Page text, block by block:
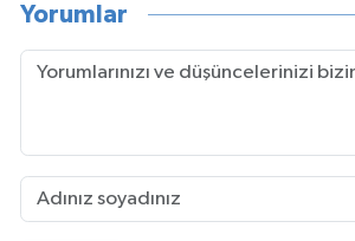
Yorumlar